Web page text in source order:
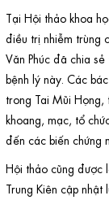
Tại Hội thảo khoa
điều trị nhiễm trùng
Văn Phúc đã chia
bệnh lý này. Các
trong Tai Mũi
khoang, mạc, tổ
đến các biến chứng
Hội thảo cũng được
Trung Kiên cập